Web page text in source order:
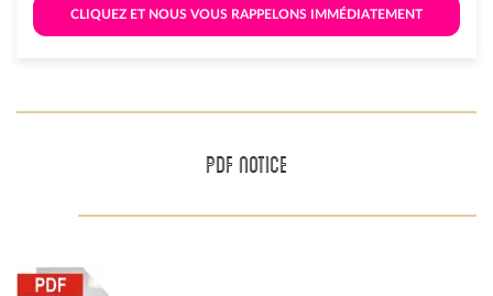
CLIQUEZ ET NOUS VOUS RAPPELONS IMMÉDIATEMENT
PDF NOTICE